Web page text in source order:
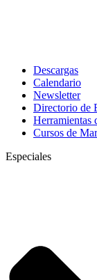
Descargas
Calendario
Newsletter
Directorio de
Herramientas
Cursos de
Especiales